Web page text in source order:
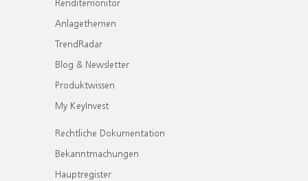
Anlagethemen
TrendRadar
Blog & Newsletter
Produktwissen
My KeyInvest
Rechtliche Dokumentation
Bekanntmachungen
Hauptregister